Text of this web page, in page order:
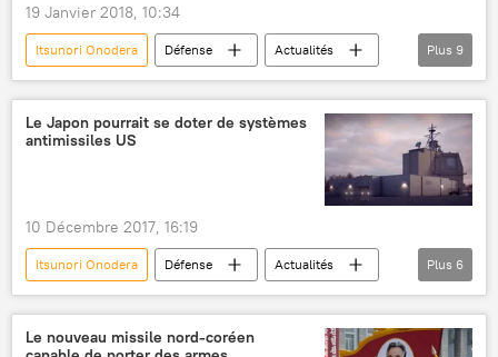
19 Janvier 2018, 10:34
Itsunori Onodera Défense
Actualités
International
Okinawa
Japon
États-Unis
James Mattis
Takeshi Onaga
Plus 9
Le Japon pourrait se doter de systèmes
antimissiles US
10 Décembre 2017, 16:19
Itsunori Onodera Défense
Actualités
International
Corée du Nord
Japon
défense antimissile sécurité
Plus 6
Le nouveau missile nord-coréen